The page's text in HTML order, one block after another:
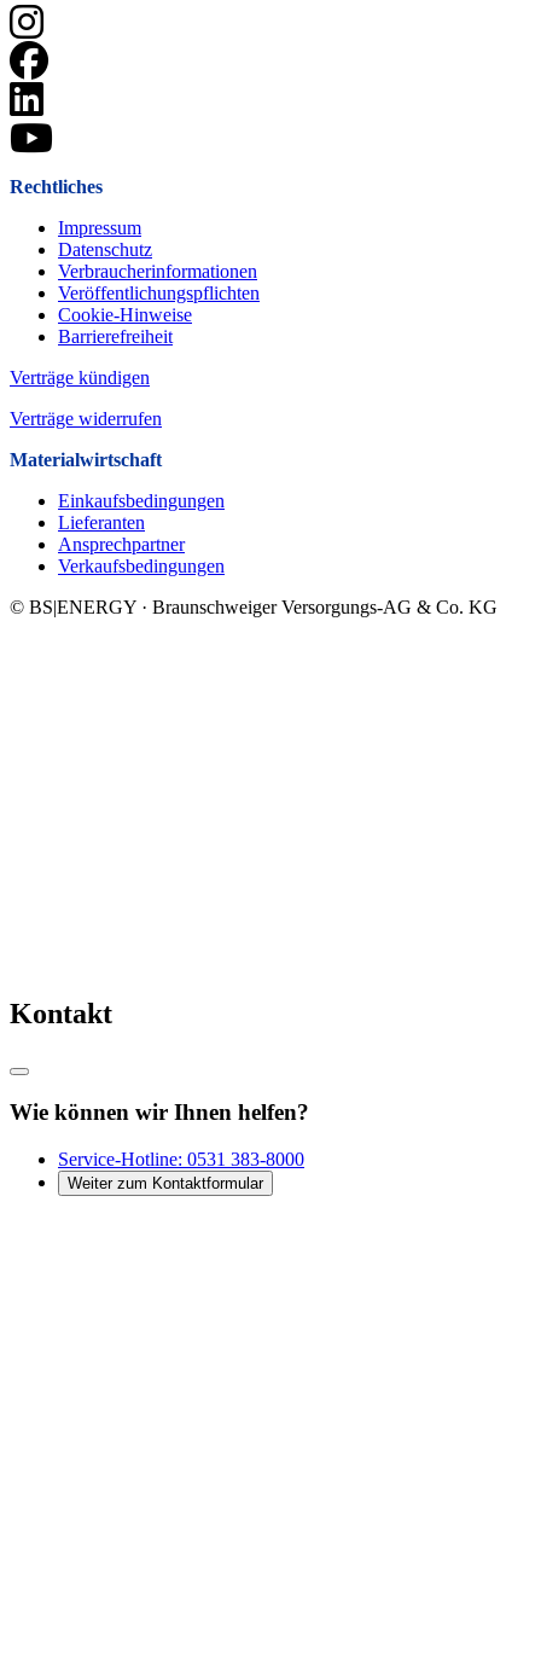
Rechtliches
Impressum
Datenschutz
Verbraucherinformationen
Veröffentlichungspflichten
Cookie-Hinweise
Barrierefreiheit
Verträge kündigen
Verträge widerrufen
Materialwirtschaft
Einkaufsbedingungen
Lieferanten
Ansprechpartner
Verkaufsbeding­ungen
© BS|ENERGY · Braunschweiger Versorgungs-AG & Co. KG
Kontakt
Wie können wir Ihnen helfen?
Service-Hotline: 0531 383-8000